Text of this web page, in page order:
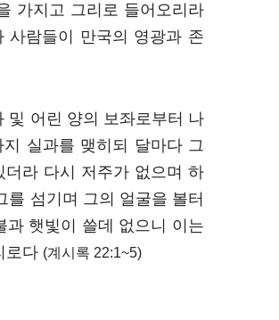
가지고 그리로 들어오리라
사람들이 만국의 영광과 존
및 어린 양의 보좌로부터 나
실과를 맺히되 달마다 그
라 다시 저주가 없으며 하
섬기며 그의 얼굴을 볼터
햇빛이 쓸데 없으니 이는
로다 (계시록 22:1~5)